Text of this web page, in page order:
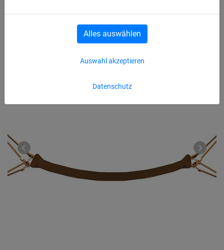
Datenschutz
Auswahl akzeptieren
Alles auswählen